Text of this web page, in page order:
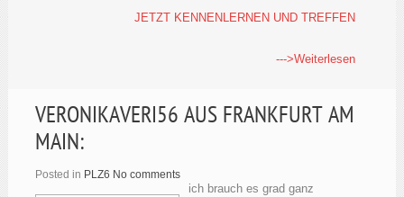
JETZT KENNENLERNEN UND TREFFEN
--->Weiterlesen
VERONIKAVERI56 AUS FRANKFURT AM
MAIN:
Posted in PLZ6 No comments
ich brauch es grad ganz